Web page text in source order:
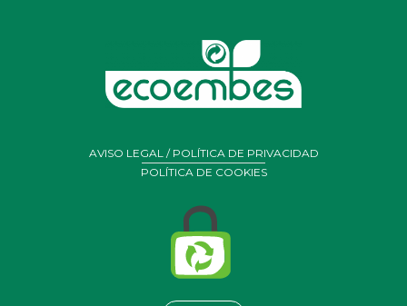
AVISO LEGAL / POLÍTICA DE PRIVACIDAD
POLÍTICA DE COOKIES